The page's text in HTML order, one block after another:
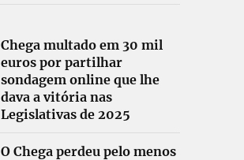
Chega multado em 30 mil
euros por partilhar
sondagem online que lhe
dava a vitória nas
Legislativas de 2025
O Chega perdeu pelo menos